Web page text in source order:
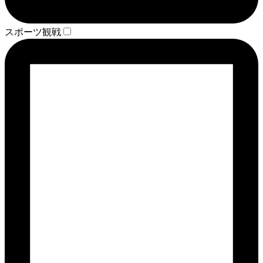
スポーツ観戦